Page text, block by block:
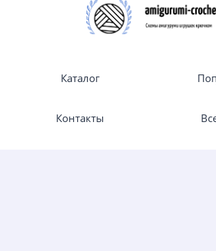
Каталог
Контакты